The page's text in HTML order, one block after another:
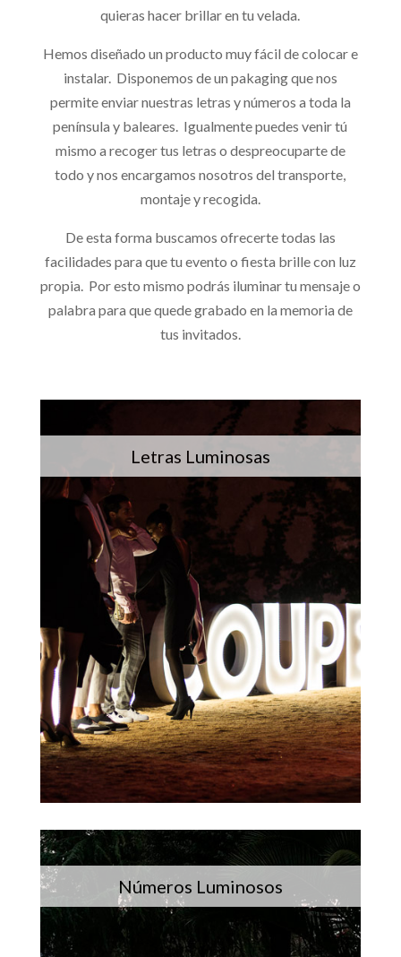
quieras hacer brillar en tu velada.
Hemos diseñado un producto muy fácil de colocar e
instalar. Disponemos de un pakaging que nos
permite enviar nuestras letras y números a toda la
península y baleares. Igualmente puedes venir tú
mismo a recoger tus letras o despreocuparte de
todo y nos encargamos nosotros del transporte,
montaje y recogida.
De esta forma buscamos ofrecerte todas las
facilidades para que tu evento o fiesta brille con luz
propia. Por esto mismo podrás iluminar tu mensaje o
palabra para que quede grabado en la memoria de
tus invitados.
Letras Luminosas
Números Luminosos